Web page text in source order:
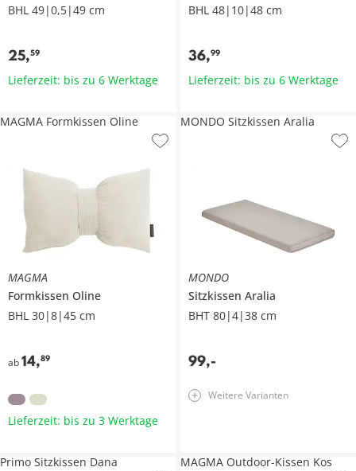
BHL 49|0,5|49 cm
25,59
Lieferzeit: bis zu 6 Werktage
BHL 48|10|48 cm
36,99
Lieferzeit: bis zu 6 Werktage
MAGMA
Formkissen Oline
BHL 30|8|45 cm
ab14,89
MAGMA Formkissen Oline
Lieferzeit: bis zu 3 Werktage
MONDO
Sitzkissen Aralia
BHT 80|4|38 cm
99,-
MONDO Sitzkissen Aralia
Weitere Varianten
Primo Sitzkissen Dana MAGMA Outdoor-Kissen Kos